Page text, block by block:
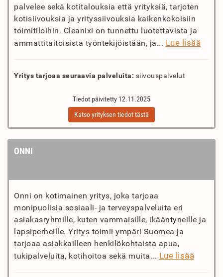
palvelee sekä kotitalouksia että yrityksiä, tarjoten
kotisiivouksia ja yrityssiivouksia kaikenkokoisiin
toimitiloihin. Cleanixi on tunnettu luotettavista ja
ammattitaitoisista työntekijöistään, ja... Lue lisää
Yritys tarjoaa seuraavia palveluita: siivouspalvelut
Tiedot päivitetty 12.11.2025
Katso yrityksen tiedot tästä
ONNI
Onni on kotimainen yritys, joka tarjoaa
monipuolisia sosiaali- ja terveyspalveluita eri
asiakasryhmille, kuten vammaisille, ikääntyneille ja
lapsiperheille. Yritys toimii ympäri Suomea ja
tarjoaa asiakkailleen henkilökohtaista apua,
tukipalveluita, kotihoitoa sekä muita... Lue lisää